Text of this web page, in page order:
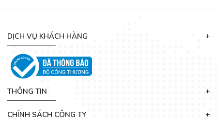
DỊCH VỤ KHÁCH HÀNG
THÔNG TIN
CHÍNH SÁCH CÔNG TY